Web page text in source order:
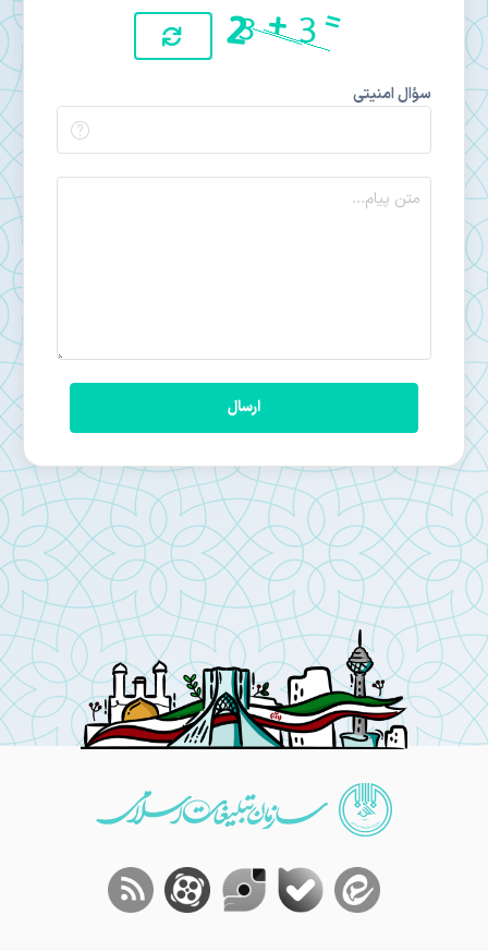
سؤال امنیتی
ارسال